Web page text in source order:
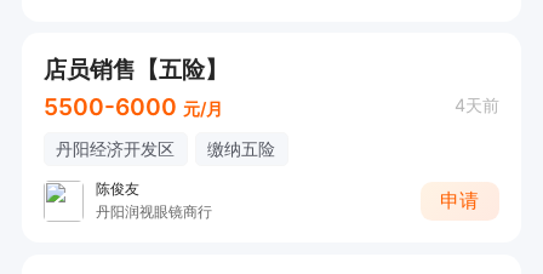
店员销售【五险】
5500-6000 元/月 4天前
丹阳经济开发区 缴纳五险
陈俊友
丹阳润视眼镜商行
申请